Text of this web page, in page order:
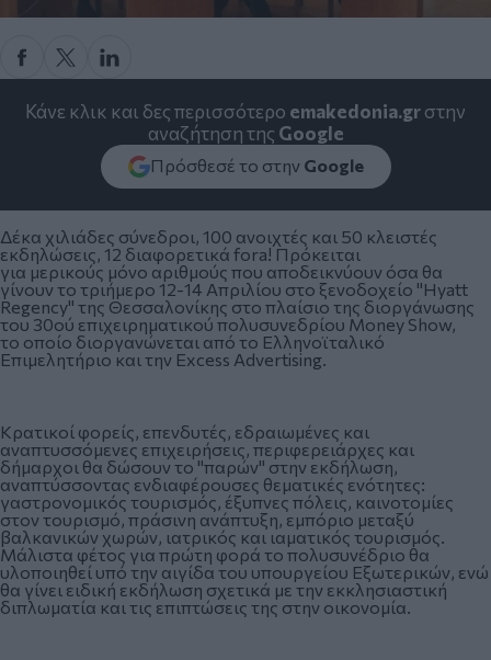
Κάνε κλικ και δες περισσότερο emakedonia.grστην
αναζήτηση της Google
Πρόσθεσέ το στην Google
Δέκα χιλιάδες σύνεδροι, 100 ανοιχτές και 50 κλειστές
εκδηλώσεις, 12 διαφορετικά fora! Πρόκειται
για μερικούς μόνο αριθμούς που αποδεικνύουν όσα θα
γίνουν το τριήμερο 12-14 Απριλίου στο ξενοδοχείο "Hyatt
Regency" της Θεσσαλονίκης στο πλαίσιο της διοργάνωσης
του 30ού επιχειρηματικού πολυσυνεδρίου Money Show,
το οποίο διοργανώνεται από το Ελληνοϊταλικό
Επιμελητήριο και την Excess Advertising.
Κρατικοί φορείς, επενδυτές, εδραιωμένες και
αναπτυσσόμενες επιχειρήσεις, περιφερειάρχες και
δήμαρχοι θα δώσουν το "παρών" στην εκδήλωση,
αναπτύσσοντας ενδιαφέρουσες θεματικές ενότητες:
γαστρονομικός τουρισμός, έξυπνες πόλεις, καινοτομίες
στον τουρισμό, πράσινη ανάπτυξη, εμπόριο μεταξύ
βαλκανικών χωρών, ιατρικός και ιαματικός τουρισμός.
Μάλιστα φέτος για πρώτη φορά το πολυσυνέδριο θα
υλοποιηθεί υπό την αιγίδα του υπουργείου Εξωτερικών, ενώ
θα γίνει ειδική εκδήλωση σχετικά με την εκκλησιαστική
διπλωματία και τις επιπτώσεις της στην οικονομία.